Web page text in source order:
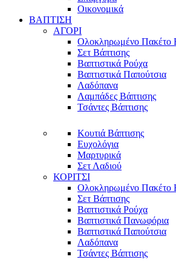
Οικονομικά
ΒΑΠΤΙΣΗ
ΑΓΟΡΙ
Ολοκληρωμένο Πακέτο
Σετ Βάπτισης
Βαπτιστικά Ρούχα
Βαπτιστικά Παπούτσια
Λαδόπανα
Λαμπάδες Βάπτισης
Τσάντες Βάπτισης
Κουτιά Βάπτισης
Ευχολόγια
Μαρτυρικά
Σετ Λαδιού
ΚΟΡΙΤΣΙ
Ολοκληρωμένο Πακέτο
Σετ Βάπτισης
Βαπτιστικά Ρούχα
Βαπτιστικά Πανωφόρια
Βαπτιστικά Παπούτσια
Λαδόπανα
Τσάντες Βάπτισης